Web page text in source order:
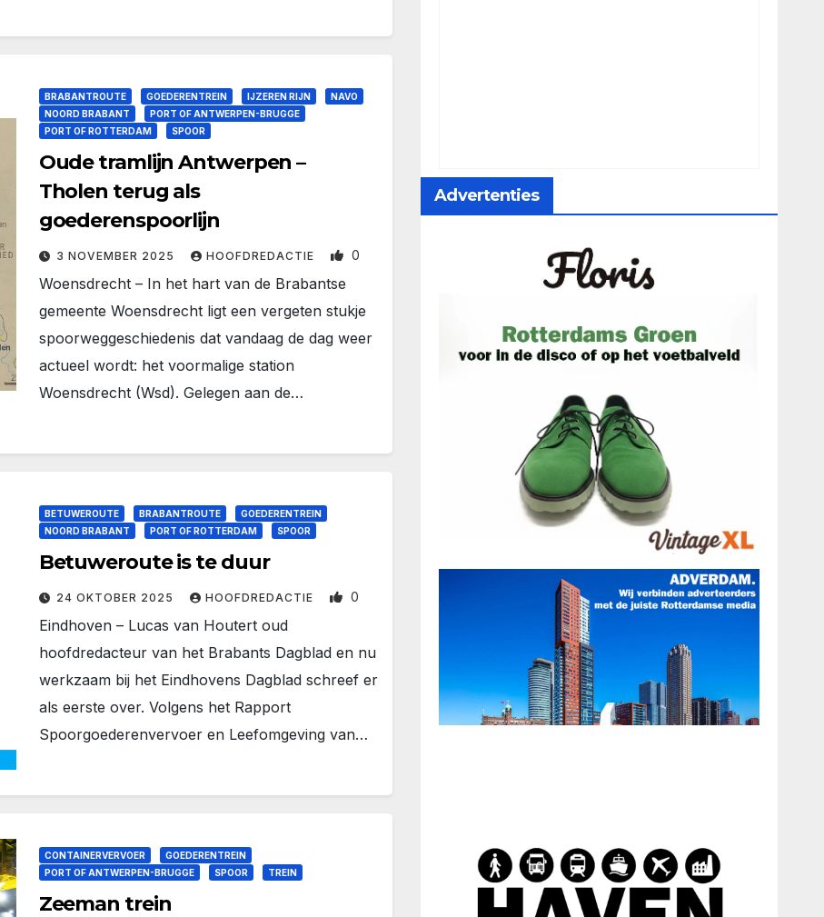
BRABANTROUTE GOEDERENTREIN IJZEREN RIJN
NAVO
NOORD BRABANT
PORT OF ANTWERPEN-BRUGGE
PORT OF ROTTERDAM
SPOOR
Oude tramlijn Antwerpen –
Tholen terug als
goederenspoorlijn
3 NOVEMBER 2025 HOOFDREDACTIE 0
Woensdrecht – In het hart van de Brabantse
gemeente Woensdrecht ligt een vergeten stukje
spoorweggeschiedenis dat vandaag de dag weer
actueel wordt: het voormalige station
Woensdrecht (Wsd). Gelegen aan de…
BETUWEROUTE BRABANTROUTE
GOEDERENTREIN
NOORD BRABANT
PORT OF ROTTERDAM SPOOR
Betuweroute is te duur
24 OKTOBER 2025 HOOFDREDACTIE 0
Eindhoven – Lucas van Houtert oud
hoofdredacteur van het Brabants Dagblad en nu
werkzaam bij het Eindhovens Dagblad schreef er
als eerste over. Volgens het Rapport
Spoorgoederenvervoer en Leefomgeving van…
CONTAINERVERVOER
GOEDERENTREIN
PORT OF ANTWERPEN-BRUGGE
SPOOR TREIN
Zeeman trein
Advertenties